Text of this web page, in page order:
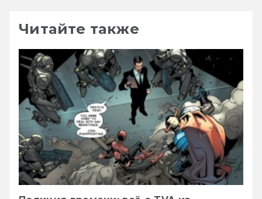
Читайте также